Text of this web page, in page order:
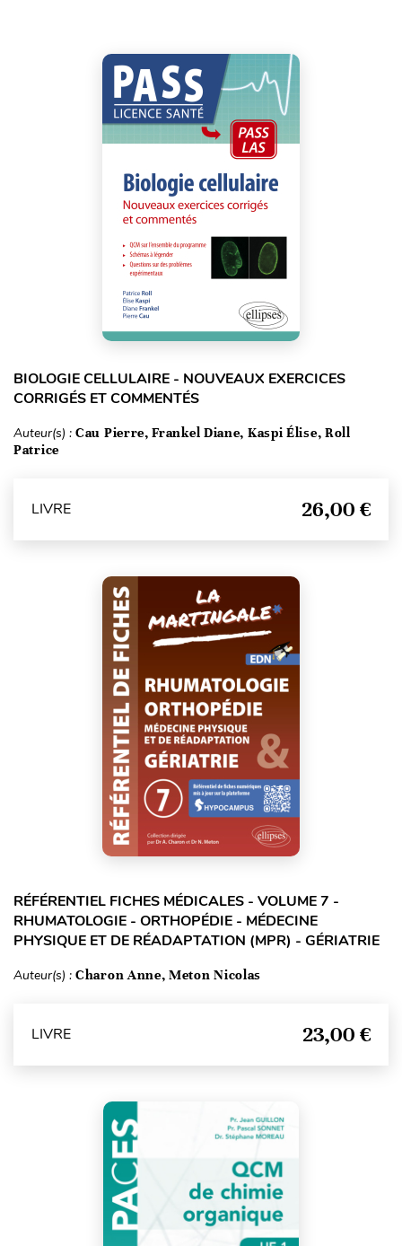
BIOLOGIE CELLULAIRE - NOUVEAUX EXERCICES
CORRIGÉS ET COMMENTÉS
Auteur(s) : Cau Pierre, Frankel Diane, Kaspi Élise, Roll
Patrice
LIVRE 26,00 €
RÉFÉRENTIEL FICHES MÉDICALES - VOLUME 7 -
RHUMATOLOGIE - ORTHOPÉDIE - MÉDECINE
PHYSIQUE ET DE RÉADAPTATION (MPR) - GÉRIATRIE
Auteur(s) : Charon Anne, Meton Nicolas
LIVRE 23,00 €